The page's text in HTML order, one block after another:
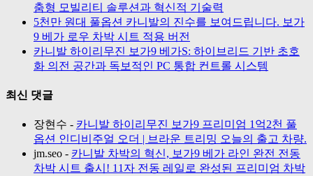
춤형 모빌리티 솔루션과 혁신적 기술력
5천만 원대 풀옵션 카니발의 진수를 보여드립니다. 보가
9 베가 로우 차박 시트 적용 버전
카니발 하이리무진 보가9 베가S: 하이브리드 기반 초호
화 의전 공간과 독보적인 PC 통합 컨트롤 시스템
최신 댓글
장현수 - 카니발 하이리무진 보가9 프리미엄 1억2천 풀
옵션 인디비주얼 오더 | 브라운 트리밍 오늘의 출고 차량.
jm.seo - 카니발 차박의 혁신, 보가9 베가 라인 완전 전동
차박 시트 출시! 11자 전동 레일로 완성된 프리미엄 차박